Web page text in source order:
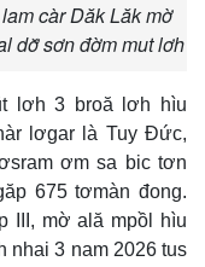
càr Dăk Lăk mờ
dơ̆ sơn đờm mut lơh
lơh 3 broă lơh hìu
lơgar là Tuy Đức,
ơm sa bic tơn
675 tơmàn đong.
III, mờ ală mpồl hìu
nhai 3 nam 2026 tus